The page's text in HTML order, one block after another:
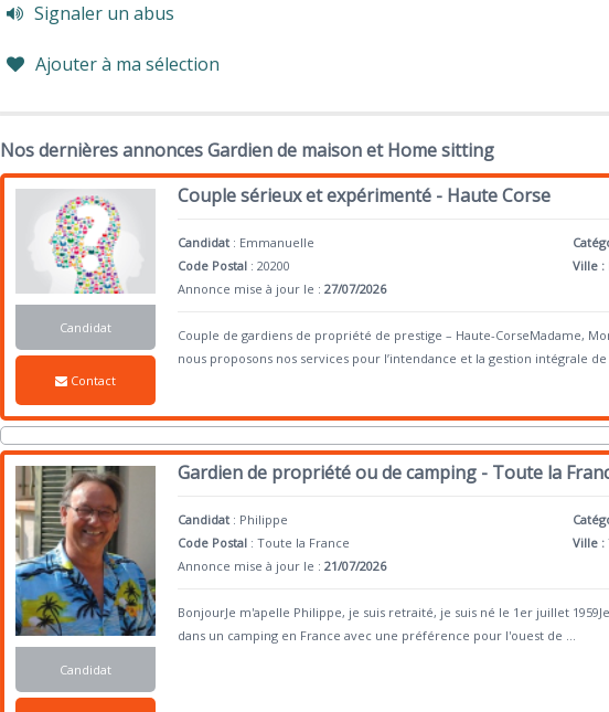
Signaler un abus
Ajouter à ma sélection
Nos dernières annonces Gardien de maison et Home sitting
Candidat
Contact
Couple sérieux et expérimenté - Haute Corse
Candidat : Emmanuelle
Code Postal : 20200
Annonce mise à jour le :27/07/2026
Ville :
Couple de gardiens de propriété de prestige – Haute-CorseMadame,
nous proposons nos services pour l’intendance et la gestion intégrale
Candidat
Gardien de propriété ou de camping - Toute la
Candidat : Philippe
Code Postal : Toute la France
Annonce mise à jour le :21/07/2026
Ville :
BonjourJe m'apelle Philippe, je suis retraité, je suis né le 1er juillet
dans un camping en France avec une préférence pour l'ouest de ...